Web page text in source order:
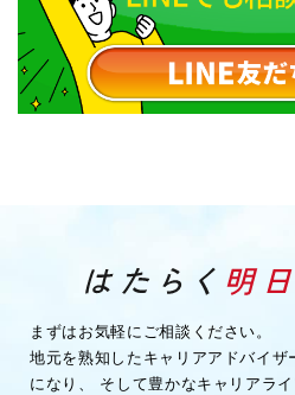
まずはお気軽にご相談ください。
地元を熟知したキャリアアドバイ
になり、
そして豊かなキャリアラ